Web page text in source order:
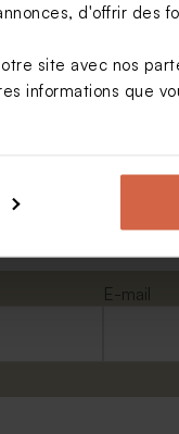
d'offrir des
site avec nos
informations que
E-mail